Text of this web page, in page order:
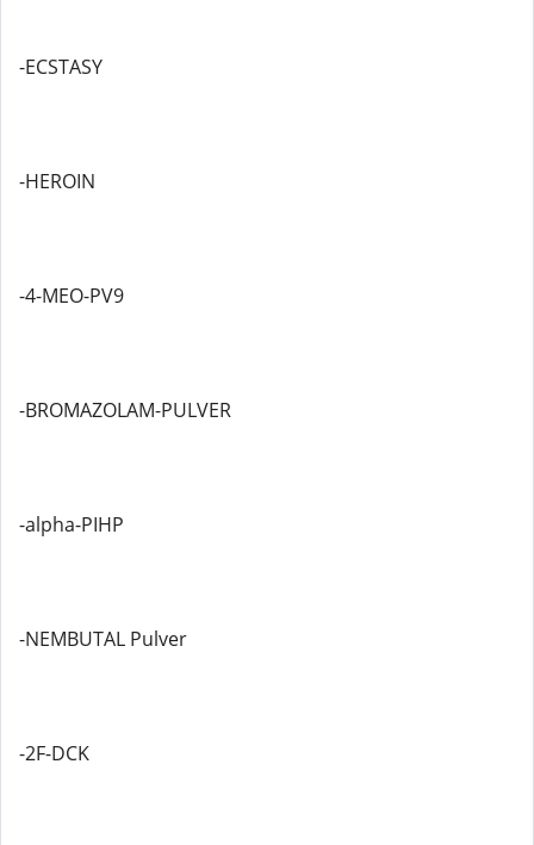
-ECSTASY
-HEROIN
-4-MEO-PV9
-BROMAZOLAM-PULVER
-alpha-PIHP
-NEMBUTAL Pulver
-2F-DCK